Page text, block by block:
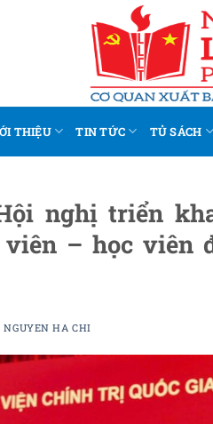
THIỆU TIN TỨC TỦ SÁCH
nghị triển
– học viên
NGUYEN HA CHI